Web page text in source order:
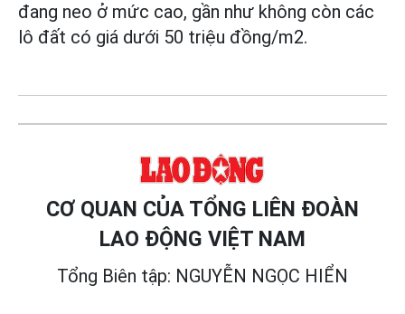
đang neo ở mức cao, gần như không còn các
lô đất có giá dưới 50 triệu đồng/m2.
CƠ QUAN CỦA TỔNG LIÊN ĐOÀN
LAO ĐỘNG VIỆT NAM
Tổng Biên tập: NGUYỄN NGỌC HIỂN